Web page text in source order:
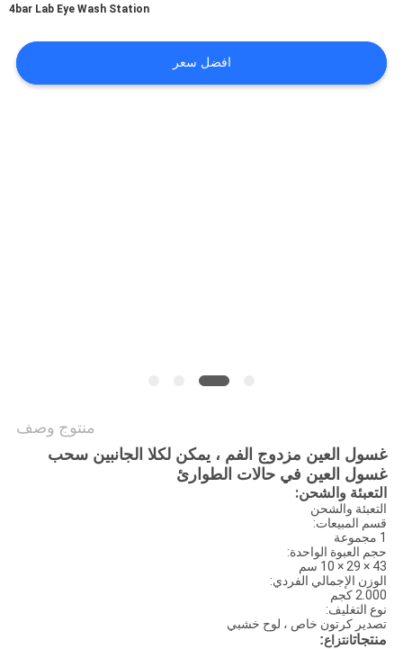
أسعار
4bar Lab Eye Wash Station
افضل سعر
منتوج وصف
غسول العين مزدوج الفم ، يمكن لكلا الجانبين سحب
غسول العين في حالات الطوارئ
التعبئة والشحن:
التعبئة والشحن
قسم المبيعات:
1 مجموعة
حجم العبوة الواحدة:
43 × 29 × 10 سم
الوزن الإجمالي الفردي:
2.000 كجم
نوع التغليف:
تصدير كرتون خاص ، لوح خشبي
منتجاتانتزاع: